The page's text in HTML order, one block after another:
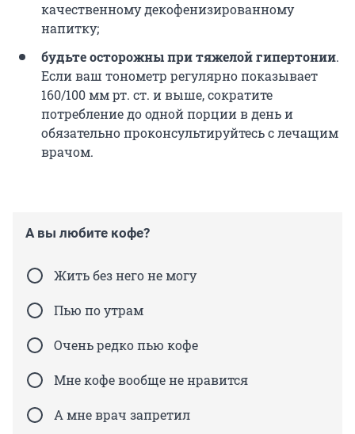
качественному декофенизированному
напитку;
будьте осторожны при тяжелой гипертонии.
Если ваш тонометр регулярно показывает
160/100 мм рт. ст. и выше, сократите
потребление до одной порции в день и
обязательно проконсультируйтесь с лечащим
врачом.
А вы любите кофе?
Жить без него не могу
Пью по утрам
Очень редко пью кофе
Мне кофе вообще не нравится
А мне врач запретил